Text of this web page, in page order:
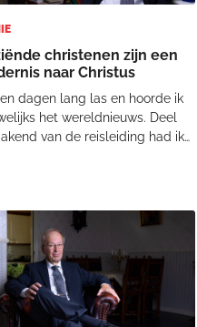
christenen zijn een
naar Christus
dagen lang las en hoorde ik
het wereldnieuws. Deel
van de reisleiding had ik
en -terreur aan je
Dat heeft beslist ook iets.